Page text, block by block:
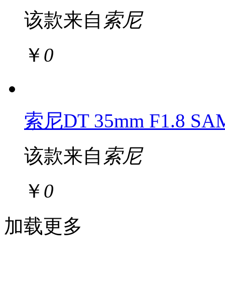
该款来自 索尼
￥ 0
索尼DT 35mm F1.8
该款来自 索尼
￥ 0
加载更多